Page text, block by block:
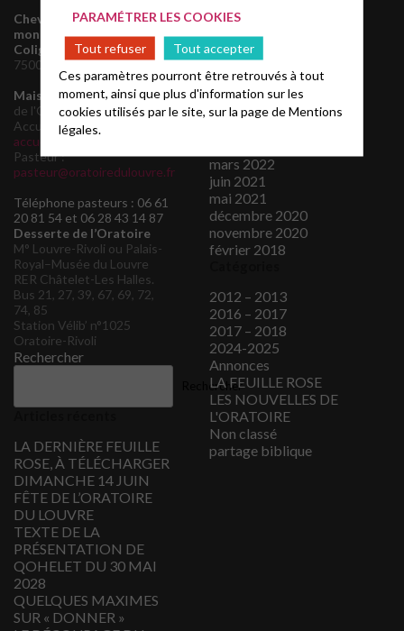
Chevet de l'Oratoire et
monument de l'Amiral de
Coligny
160 rue de Rivoli,
75001 Paris
Maison Presbytérale4 rue
de l'Oratoire, 75001 Paris
Accueil:
accueil@oratoiredulouvre.fr
Pasteur :
pasteur@oratoiredulouvre.fr
Téléphone pasteurs : 06 61
20 81 54 et 06 28 43 14 87
Desserte de l’Oratoire
M° Louvre-Rivoli ou Palais-
Royal–Musée du Louvre
RER Châtelet-Les Halles.
Bus 21, 27, 39, 67, 69, 72,
74, 85
Station Vélib’ n°1025
Oratoire-Rivoli
Rechercher
Rechercher
LA DERNIÈRE FEUILLE
ROSE, À TÉLÉCHARGER
DIMANCHE 14 JUIN
FÊTE DE L’ORATOIRE
DU LOUVRE
TEXTE DE LA
PRÉSENTATION DE
QOHELET DU 30 MAI
2028
QUELQUES MAXIMES
SUR « DONNER »
juin 2025
mars 2025
octobre 2024
août 2024
avril 2024
mars 2024
janvier 2024
mars 2022
juin 2021
mai 2021
décembre 2020
novembre 2020
février 2018
2012 – 2013
2016 – 2017
2017 – 2018
2024-2025
Annonces
LA FEUILLE ROSE
LES NOUVELLES DE
L'ORATOIRE
Non classé
partage biblique
PARAMÉTRER LES COOKIES
Tout refuser
Tout accepter
Ces paramètres pourront être retrouvés à tout
moment, ainsi que plus d'information sur les
cookies utilisés par le site, sur la page deMentions
légales.